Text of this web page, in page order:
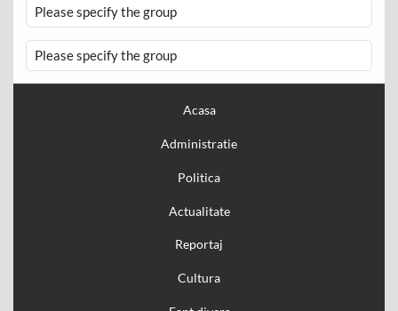
Please specify the group
Please specify the group
Acasa
Administratie
Politica
Actualitate
Reportaj
Cultura